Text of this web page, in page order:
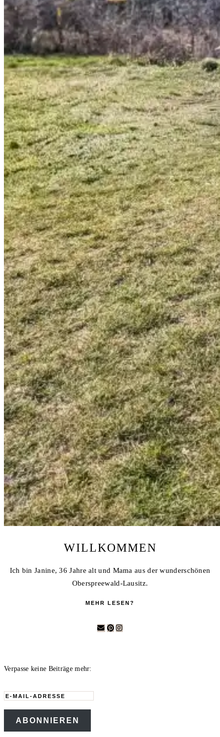
WILLKOMMEN
Ich bin Janine, 36 Jahre alt und Mama aus der wunderschönen
Oberspreewald-Lausitz.
MEHR LESEN?
Verpasse keine Beiträge mehr:
E-
Mail-
Adresse
ABONNIEREN